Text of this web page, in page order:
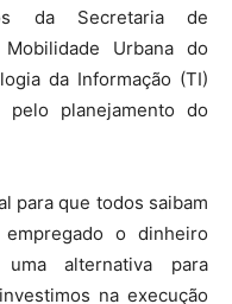
da Secretaria de
Urbana do
da Informação (TI)
planejamento do
para que todos saibam
o dinheiro
alternativa para
na execução